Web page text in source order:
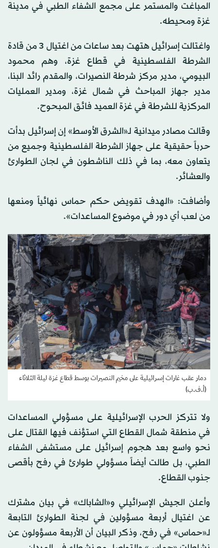
المباغت والمستمر على مجمع الشفاء الطبي في مدينة
غزة ومحيطه.
واغتالت إسرائيل هتهت بعد ساعات من اغتيال 3 من قادة
الشرطة الفلسطينية في قطاع غزة، وهم محمود
البيومي، مدير مركز شرطة النصيرات، والمقدم رائد البنا،
مدير جهاز المباحث في شمال غزة، ومدير العمليات
المركزية للشرطة في غزة العميد فائق المبحوح.
وقالت مصادر ميدانية لـ«الشرق الأوسط» إن إسرائيل بدأت
حرباً حقيقية على جهاز الشرطة الفلسطينية وجميع من
يتعاون معه، بما في ذلك الناشطون في لجان الطوارئ
والعشائر.
وأضافت: «الهدف تقويض حكم حماس نهائياً ومنعها
من لعب أي دور في موضوع المساعدات».
دمار عقب غارات إسرائيلية على مخيم النصيرات بوسط قطاع غزة ليلة الثلاثاء
(أ.ف.ب)
ولا تتركز الحرب الإسرائيلية على مسؤولي المساعدات
في منطقة شمال القطاع التي استؤنف فيها القتال على
نحو واسع بعد هجوم إسرائيل على مستشفى الشفاء
الطبي، بل طالت أيضاً مسؤولي طوارئ في رفح بأقصى
جنوب القطاع.
وأعلن الجيش الإسرائيلي و«الشاباك» في بيان مشترك
عن اغتيال أربعة مسؤولين في لجنة الطوارئ التابعة
لـ«حماس» في رفح، وذكر البيان أن الأربعة مسؤولون عن